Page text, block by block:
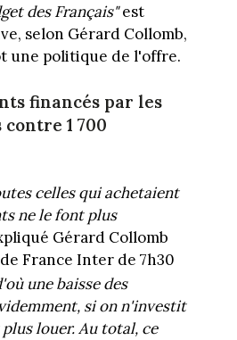
des Français"est
selon Gérard Collomb,
une politique de l'offre.
financés par les
1 700
celles qui achetaient
ne le font plus
Gérard Collomb
France Inter de 7h30
une baisse des
si on n'investit
louer. Au total, ce